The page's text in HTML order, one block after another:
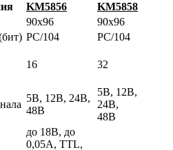
KM5856
KM5858
90х96
90х96
PC/104
PC/104
16 32
5В, 12В, 24В,
48В
5В, 12В,
24В,
48В
до 18В, до
0,05А, TTL,